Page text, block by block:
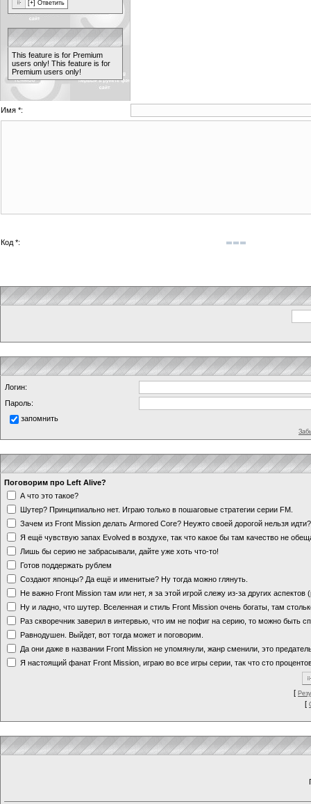
This feature is for Premium
users only! This feature is for
Premium users only!
Имя *:
Код *:
Логин:
Пароль:
запомнить
Поговорим про Left Alive?
А что это такое?
Шутер? Принципиально нет. Играю только в пошаговые стратегии серии FM.
Зачем из Front Mission делать Armored Core? Неужто своей дорогой нельзя
Я ещё чувствую запах Evolved в воздухе, так что какое бы там качество не
Лишь бы серию не забрасывали, дайте уже хоть что-то!
Готов поддержать рублем
Создают японцы? Да ещё и именитые? Ну тогда можно глянуть.
Не важно Front Mission там или нет, я за этой игрой слежу из-за других аспектов
Ну и ладно, что шутер. Вселенная и стиль Front Mission очень богаты, там
Раз скворечник заверил в интервью, что им не пофиг на серию, то можно быть
Равнодушен. Выйдет, вот тогда может и поговорим.
Да они даже в названии Front Mission не упомянули, жанр сменили, это
Я настоящий фанат Front Mission, играю во все игры серии, так что сто
[
[